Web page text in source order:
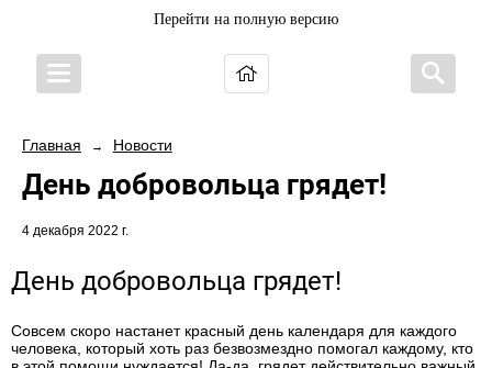
Перейти на полную версию
Главная → Новости
День добровольца грядет!
4 декабря 2022 г.
День добровольца грядет!
Совсем скоро настанет красный день календаря для каждого
человека, который хоть раз безвозмездно помогал каждому, кто